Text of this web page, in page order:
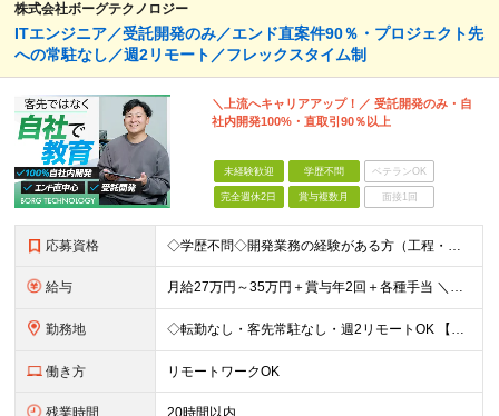
株式会社ボーグテクノロジー
ITエンジニア／受託開発のみ／エンド直案件90％・プロジェクト先
への常駐なし／週2リモート／フレックスタイム制
＼上流へキャリアアップ！／ 受託開発のみ・自
社内開発100%・直取引90％以上
未経験歓迎 学歴不問 ベテランOK
完全週休2日 賞与複数月 面接1回
応募資格 ◇学歴不問◇開発業務の経験がある方（工程・年数不問）／人柄重視の採用です 必須条件―MUST― ■開発業務の経験がある方（工程・年数不問） ＼こんな方はより歓迎／※必須ではありません ￥C#、Ja
給与 月給27万円～35万円＋賞与年2回＋各種手当 ＼豊かな経験がある方はさらに加給！／ 月給35万円～40万円＋賞与年2回＋各種手当 ※ご経験やスキル、前職給等を考慮して給与額を決定します
勤務地 ◇転勤なし・客先常駐なし・週2リモートOK 【本社】東京都台東区上野7-2-8 岡田タイルビル702 【第1分室】東京都台東区上野7-6-10 MSKビル4階 【第2分室】東京都台東区上野7-8-2
働き方 リモートワークOK
残業時間 20時間以内